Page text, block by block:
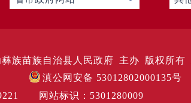
族苗族自治县人民政府 主办 版权所有
滇公网安备 53012802000135号
网站标识：5301280009